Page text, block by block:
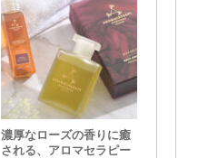
濃厚なローズの香りに癒
される、アロマセラピー